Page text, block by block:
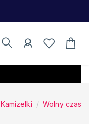
Kamizelki Wolny czas